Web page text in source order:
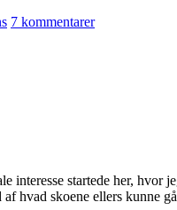
7 kommentarer
interesse startede her, hvor
hvad skoene ellers kunne